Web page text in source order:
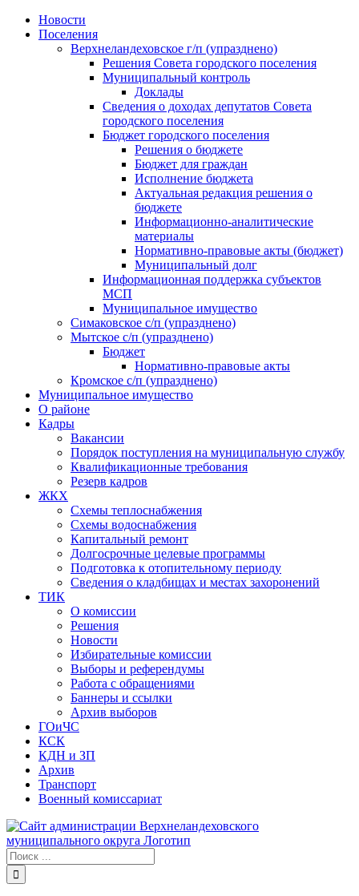
Skip
Новости
Поселения
Верхнеландеховское г/п (упразднено)
Решения Совета городского поселения
Муниципальный контроль
Доклады
Сведения о доходах депутатов Совета
городского поселения
Бюджет городского поселения
Решения о бюджете
Бюджет для граждан
Исполнение бюджета
Актуальная редакция решения о
бюджете
Информационно-аналитические
материалы
Нормативно-правовые акты (бюджет)
Муниципальный долг
Информационная поддержка субъектов
МСП
Муниципальное имущество
Симаковское с/п (упразднено)
Мытское с/п (упразднено)
Бюджет
Нормативно-правовые акты
Кромское с/п (упразднено)
Муниципальное имущество
О районе
Кадры
Вакансии
Порядок поступления на муниципальную службу
Квалификационные требования
Резерв кадров
ЖКХ
Схемы теплоснабжения
Схемы водоснабжения
Капитальный ремонт
Долгосрочные целевые программы
Подготовка к отопительному периоду
Сведения о кладбищах и местах захоронений
ТИК
О комиссии
Решения
Новости
Избирательные комиссии
Выборы и референдумы
Работа с обращениями
Баннеры и ссылки
Архив выборов
ГОиЧС
КСК
КДН и ЗП
Архив
Транспорт
Военный комиссариат
Результат
поиска: